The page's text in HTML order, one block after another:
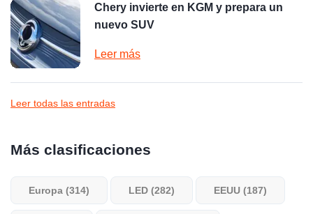
Chery invierte en KGM y prepara un
nuevo SUV
Leer más
Leer todas las entradas
Más clasificaciones
Europa (314) LED (282) EEUU (187)